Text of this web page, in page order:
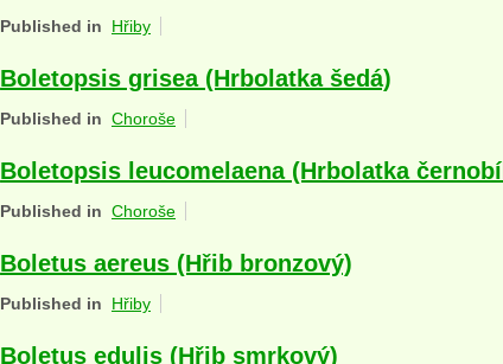
Published in Hřiby
Boletopsis grisea (Hrbolatka šedá)
Published in Choroše
Boletopsis leucomelaena (Hrbolatka
Published in Choroše
Boletus aereus (Hřib bronzový)
Published in Hřiby
Boletus edulis (Hřib smrkový)